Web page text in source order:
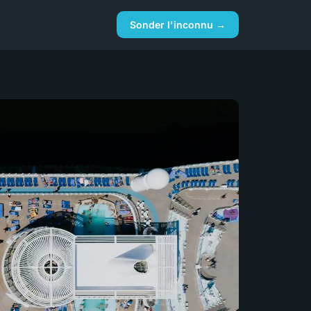
Sonder l'inconnu →